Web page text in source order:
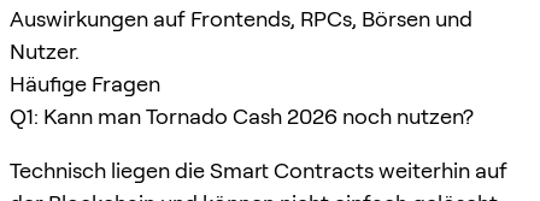
Auswirkungen auf Frontends, RPCs, Börsen und
Nutzer.
Häufige Fragen
Q1: Kann man Tornado Cash 2026 noch nutzen?
Technisch liegen die Smart Contracts weiterhin auf